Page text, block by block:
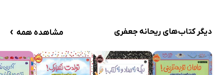
دیگر کتاب‌های ریحانه جعفری مشاهده همه ›